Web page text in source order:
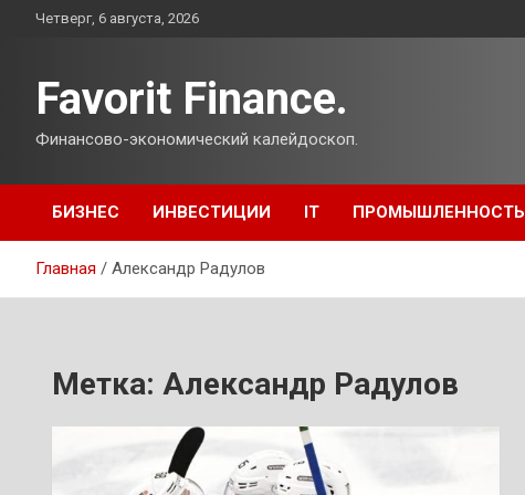
ПерейтиЧетверг, 6 августа, 2026
Favorit Finance.
Финансово-экономический калейдоскоп.
БИЗНЕС ИНВЕСТИЦИИ IT ПРОМЫШЛЕННОСТЬ
Главная Александр Радулов
Метка: Александр Радулов